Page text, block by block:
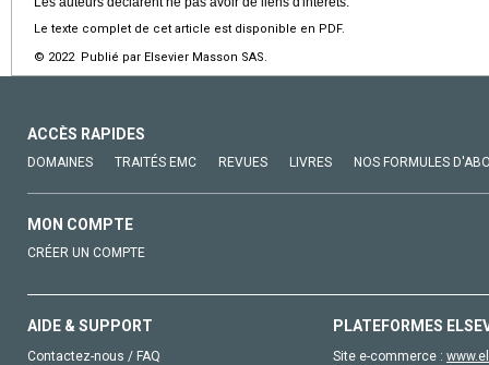
Le texte complet de cet article est disponible en PDF.
© 2022 Publié par Elsevier Masson SAS.
ACCÈS RAPIDES
DOMAINES TRAITÉS EMC REVUES LIVRES NOS FORMULES
MON COMPTE
CRÉER UN COMPTE
AIDE & SUPPORT
Contactez-nous / FAQ
PLATEFORMES
Site e-commerce :